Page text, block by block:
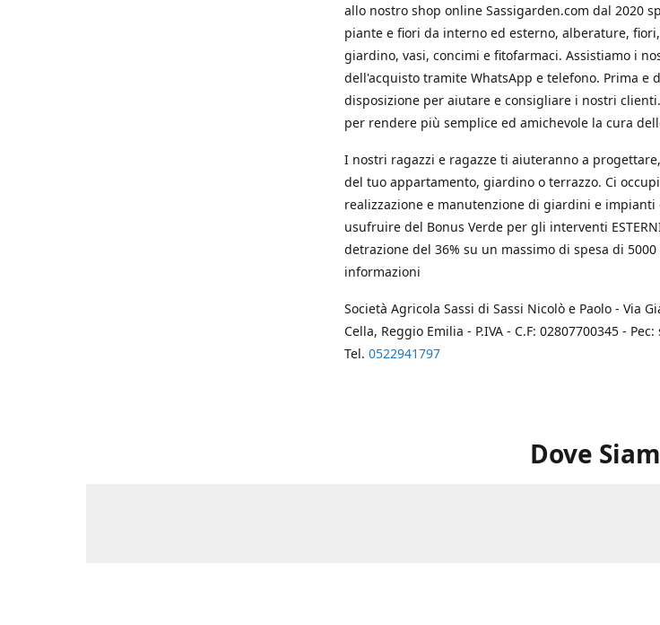
allo nostro shop online Sassigarden.com dal 2020
piante e fiori da interno ed esterno, alberature,
giardino, vasi, concimi e fitofarmaci. Assistiamo i
dell'acquisto tramite WhatsApp e telefono. Prima e
disposizione per aiutare e consigliare i nostri
per rendere più semplice ed amichevole la cura
I nostri ragazzi e ragazze ti aiuteranno a
del tuo appartamento, giardino o terrazzo. Ci
realizzazione e manutenzione di giardini e impianti
usufruire del Bonus Verde per gli interventi
detrazione del 36% su un massimo di spesa di
informazioni
Società Agricola Sassi di Sassi Nicolò e Paolo - Via
Cella, Reggio Emilia - P.IVA - C.F: 02807700345 -
Tel. 0522941797
Dove